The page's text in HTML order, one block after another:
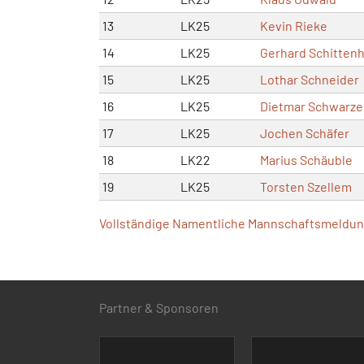
13
LK25 Kevin Rieke
14
LK25 Gerhard
15
LK25 Lothar Schneider
16
LK25 Dietmar
17
LK25 Jochen Schäfer
18
LK22 Marius Schäuble
19
LK25 Torsten Szellem
Vollständige Namentliche
Partner & Sponsoren